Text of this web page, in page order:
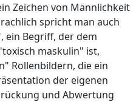
Zeichen von Männlichkeit
spricht man auch
ein Begriff, der dem
maskulin" ist,
Rollenbildern, die ein
der eigenen
und Abwertung